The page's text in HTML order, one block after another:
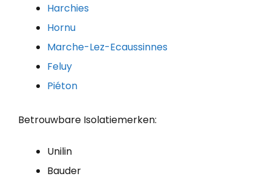
Harchies
Hornu
Marche-Lez-Ecaussinnes
Feluy
Piéton
Betrouwbare Isolatiemerken:
Unilin
Bauder